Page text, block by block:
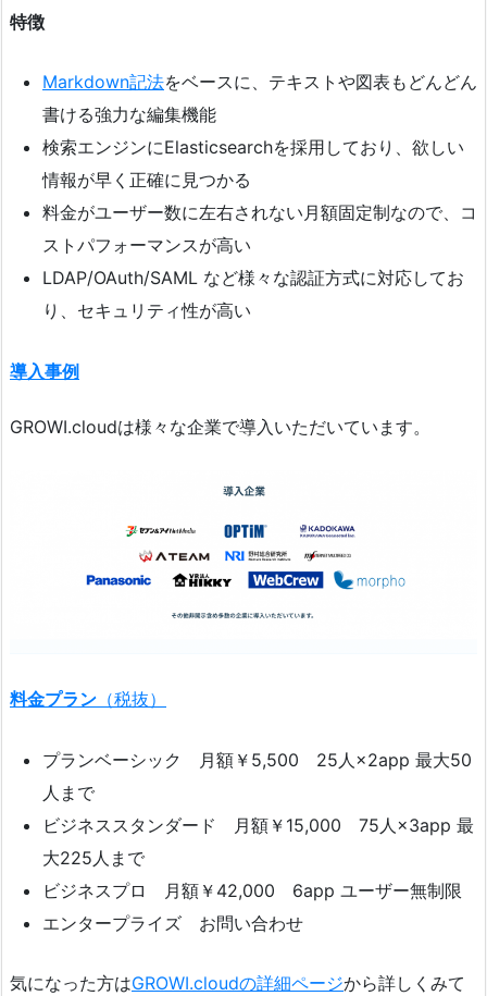
特徴
Markdown記法をベースに、テキストや図表もどんどん
書ける強力な編集機能
検索エンジンにElasticsearchを採用しており、欲しい
情報が早く正確に見つかる
料金がユーザー数に左右されない月額固定制なので、コ
ストパフォーマンスが高い
LDAP/OAuth/SAML など様々な認証方式に対応してお
り、セキュリティ性が高い
導入事例
GROWI.cloudは様々な企業で導入いただいています。
料金プラン （税抜）
プランベーシック 月額￥5,500 25人×2app 最大50
人まで
ビジネススタンダード 月額￥15,000 75人×3app 最
大225人まで
ビジネスプロ 月額￥42,000 6app ユーザー無制限
エンタープライズ お問い合わせ
気になった方はGROWI.cloudの詳細ページから詳しくみて